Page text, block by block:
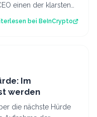
einen der klarsten
bei BeInCrypto
Im
werden
die nächste Hürde